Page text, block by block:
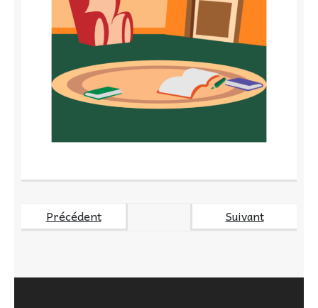
Précédent Suivant